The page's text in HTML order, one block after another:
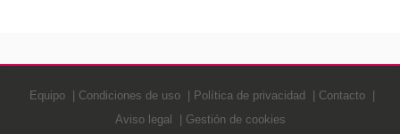
Equipo Condiciones de uso Política de privacidad
Contacto
Aviso legal
Gestión de cookies